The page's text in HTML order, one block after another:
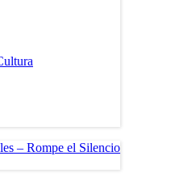
– Rompe el Silencio